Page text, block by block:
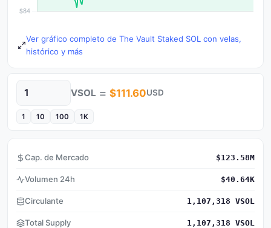
Ver gráfico completo de The Vault Staked SOL con velas,
histórico y más
Cantidad VSOL = $111.60USD
1 10 100 1K
Cap. de Mercado $123.58M
Volumen 24h $40.64K
Circulante 1,107,318 VSOL
Total Supply 1,107,318 VSOL